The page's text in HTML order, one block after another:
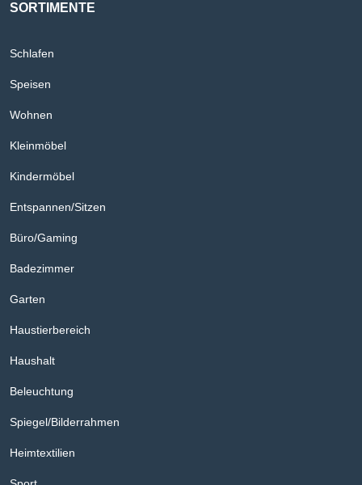
SORTIMENTE
Schlafen
Speisen
Wohnen
Kleinmöbel
Kindermöbel
Entspannen/Sitzen
Büro/Gaming
Badezimmer
Garten
Haustierbereich
Haushalt
Beleuchtung
Spiegel/Bilderrahmen
Heimtextilien